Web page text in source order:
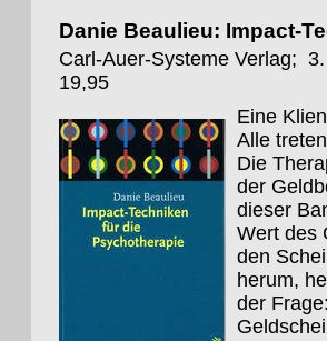
Danie Beaulieu: Impact-
Carl-Auer-Systeme Verlag;
19,95
Eine
Alle
Die
der
dieser
Wert des
den
herum,
der